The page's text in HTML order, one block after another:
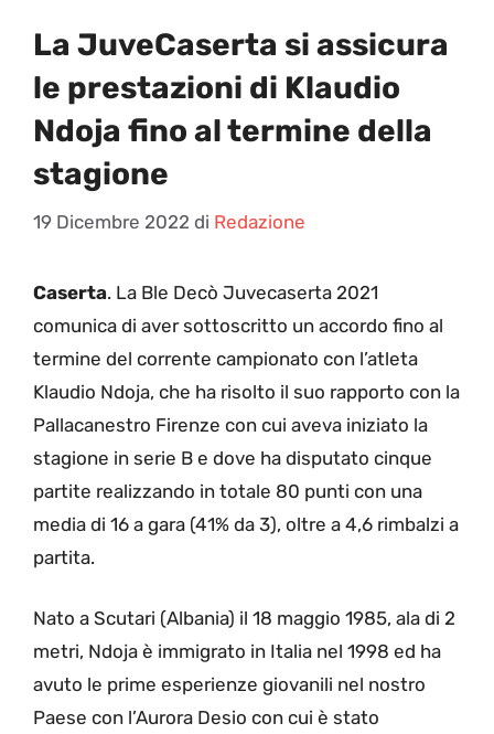
La JuveCaserta si assicura
le prestazioni di Klaudio
Ndoja fino al termine della
stagione
19 Dicembre 2022 di Redazione
Caserta. La Ble Decò Juvecaserta 2021
comunica di aver sottoscritto un accordo fino al
termine del corrente campionato con l’atleta
Klaudio Ndoja, che ha risolto il suo rapporto con la
Pallacanestro Firenze con cui aveva iniziato la
stagione in serie B e dove ha disputato cinque
partite realizzando in totale 80 punti con una
media di 16 a gara (41% da 3), oltre a 4,6 rimbalzi a
partita.
Nato a Scutari (Albania) il 18 maggio 1985, ala di 2
metri, Ndoja è immigrato in Italia nel 1998 ed ha
avuto le prime esperienze giovanili nel nostro
Paese con l’Aurora Desio con cui è stato